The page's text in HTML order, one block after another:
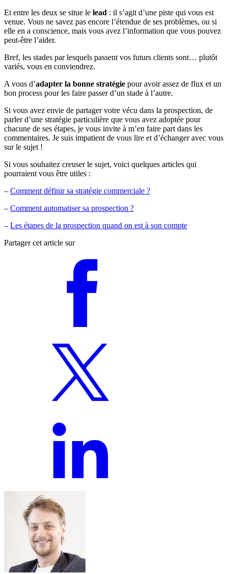
Et entre les deux se situe le lead : il s’agit d’une piste qui vous est
venue. Vous ne savez pas encore l’étendue de ses problèmes, ou si
elle en a conscience, mais vous avez l’information que vous pouvez
peut-être l’aider.
Bref, les stades par lesquels passent vos futurs clients sont… plutôt
variés, vous en conviendrez.
A vous d’adapter la bonne stratégie pour avoir assez de flux et un
bon process pour les faire passer d’un stade à l’autre.
Si vous avez envie de partager votre vécu dans la prospection, de
parler d’une stratégie particulière que vous avez adoptée pour
chacune de ses étapes, je vous invite à m’en faire part dans les
commentaires. Je suis impatient de vous lire et d’échanger avec vous
sur le sujet !
Si vous souhaitez creuser le sujet, voici quelques articles qui
pourraient vous être utiles :
– Comment définir sa stratégie commerciale ?
– Comment automatiser sa prospection ?
– Les étapes de la prospection quand on est à son compte
Partager cet article sur